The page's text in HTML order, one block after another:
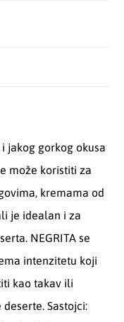
jakog gorkog okusa
može koristiti za
kremama od
je idealan i za
NEGRITA se
intenzitetu koji
kao takav ili
Sastojci: